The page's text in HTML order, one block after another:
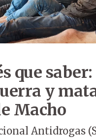
que
y
Macho
Antidrogas